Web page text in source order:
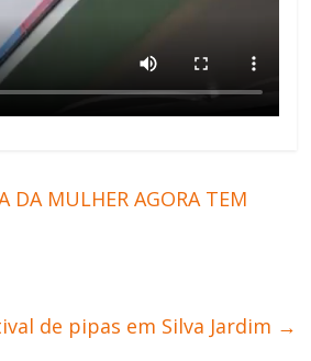
DA MULHER AGORA TEM
de pipas em Silva Jardim →